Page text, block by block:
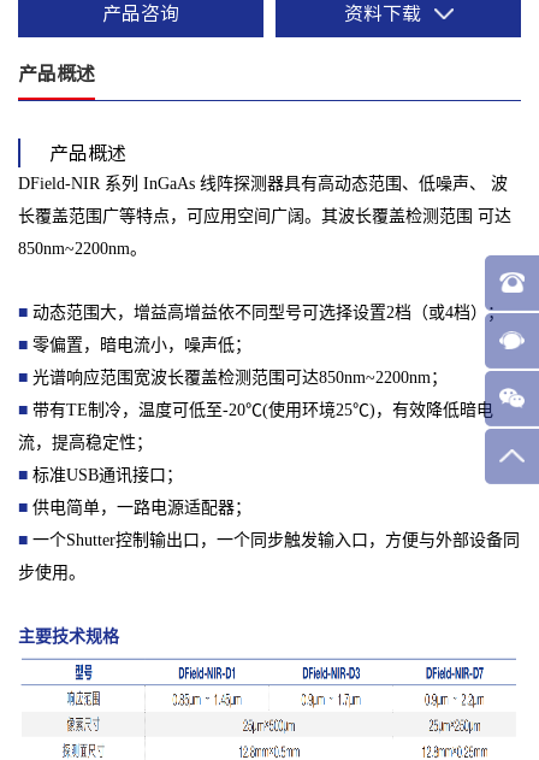
产品咨询 资料下载
产品概述
产品概述
DField-NIR 系列 InGaAs 线阵探测器具有高动态范围、低噪声、 波
长覆盖范围广等特点，可应用空间广阔。其波长覆盖检测范围 可达
850nm~2200nm。
■ 动态范围大，增益高增益依不同型号可选择设置2档（或4档）；
■ 零偏置，暗电流小，噪声低；
■ 光谱响应范围宽波长覆盖检测范围可达850nm~2200nm；
■ 带有TE制冷，温度可低至-20℃(使用环境25℃)，有效降低暗电
流，提高稳定性；
■ 标准USB通讯接口；
■ 供电简单，一路电源适配器；
■ 一个Shutter控制输出口，一个同步触发输入口，方便与外部设备同
步使用。
主要技术规格